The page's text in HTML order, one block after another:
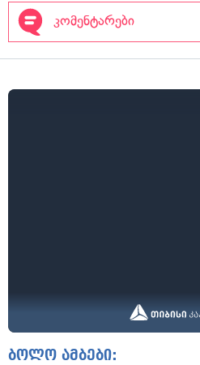
კომენტარები
ბოლო ამბები: